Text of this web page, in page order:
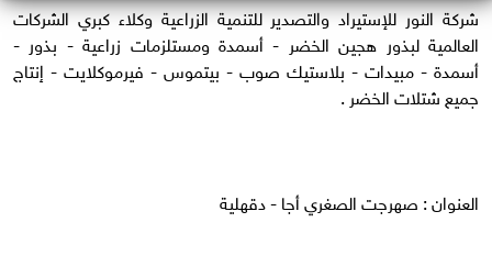
شركة النور للإستيراد والتصدير للتنمية الزراعية وكلاء كبري الشركات
العالمية لبذور هجين الخضر - أسمدة ومستلزمات زراعية - بذور -
أسمدة - مبيدات - بلاستيك صوب - بيتموس - فيرموكلايت - إنتاج
جميع شتلات الخضر .
العنوان : صهرجت الصغري‎ ‎أجا - دقهلية